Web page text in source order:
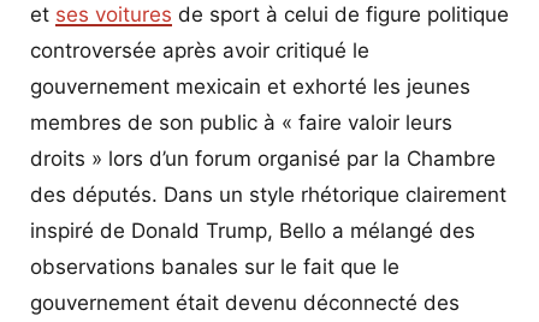
et ses voitures de sport à celui de figure politique
controversée après avoir critiqué le
gouvernement mexicain et exhorté les jeunes
membres de son public à « faire valoir leurs
droits » lors d’un forum organisé par la Chambre
des députés. Dans un style rhétorique clairement
inspiré de Donald Trump, Bello a mélangé des
observations banales sur le fait que le
gouvernement était devenu déconnecté des